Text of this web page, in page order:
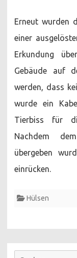
Erneut wurden
einer
Erkundung
Gebäude auf
werden, dass
wurde ein
Tierbiss für
Nachdem
übergeben
einrücken.
Hülsen
Suchen